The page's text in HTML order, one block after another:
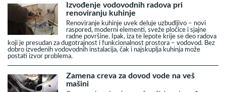
Izvođenje vodovodnih radova pri
renoviranju kuhinje
Renoviranje kuhinje uvek deluje uzbudljivo – novi
raspored, moderni elementi, sveže pločice i sjajne
radne površine. Ipak, iza te lepote krije se deo radova
koji je presudan za dugotrajnost i funkcionalnost prostora – vodovod. Bez
dobro izvedenih vodovodnih instalacija, čak i najskuplja kuhinja može
postati izvor problema.
Zamena creva za dovod vode na veš
mašini